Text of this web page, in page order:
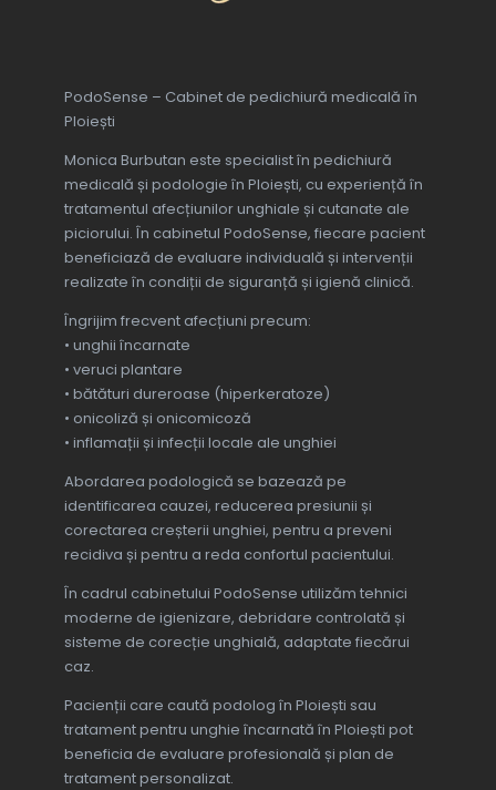
Monica, ea are cele mai bune
PodoSense – Cabinet de pedichiură medicală în
Ploiești
Monica Burbutan este specialist în pedichiură
medicală și podologie în Ploiești, cu experiență în
tratamentul afecțiunilor unghiale și cutanate ale
piciorului. În cabinetul PodoSense, fiecare pacient
beneficiază de evaluare individuală și intervenții
realizate în condiții de siguranță și igienă clinică.
Îngrijim frecvent afecțiuni precum:
• unghii încarnate
• veruci plantare
• bătături dureroase (hiperkeratoze)
• onicoliză și onicomicoză
• inflamații și infecții locale ale unghiei
Abordarea podologică se bazează pe
identificarea cauzei, reducerea presiunii și
corectarea creșterii unghiei, pentru a preveni
recidiva și pentru a reda confortul pacientului.
În cadrul cabinetului PodoSense utilizăm tehnici
moderne de igienizare, debridare controlată și
sisteme de corecție unghială, adaptate fiecărui
caz.
Pacienții care caută podolog în Ploiești sau
tratament pentru unghie încarnată în Ploiești pot
beneficia de evaluare profesională și plan de
tratament personalizat.